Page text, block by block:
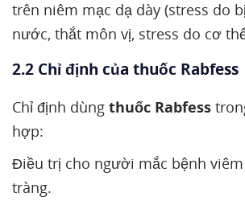
trên niêm mạc dạ dày (stress do
nước, thắt môn vị, stress do cơ
2.2 Chỉ định của thuốc Rabfess
Chỉ định dùng thuốc Rabfess
hợp:
Điều trị cho người mắc bệnh
tràng.